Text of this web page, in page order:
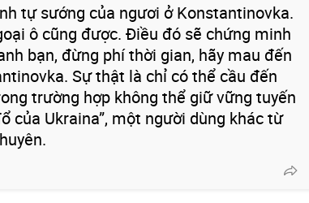
tự sướng của ngươi ở Konstantinovka.
ô cũng được. Điều đó sẽ chứng minh
bạn, đừng phí thời gian, hãy mau đến
Sự thật là chỉ có thể cầu đến
trường hợp không thể giữ vững tuyến
của Ukraina”, một người dùng khác từ